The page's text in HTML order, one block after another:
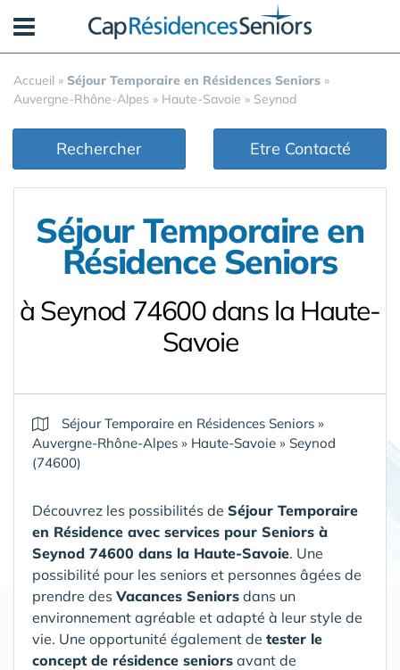
Accueil » Séjour Temporaire en Résidences Seniors »
Auvergne-Rhône-Alpes » Haute-Savoie » Seynod
Rechercher Etre Contacté
Séjour Temporaire en
Résidence Seniors
à Seynod 74600 dans la Haute-
Savoie
Séjour Temporaire en Résidences Seniors »
Auvergne-Rhône-Alpes » Haute-Savoie » Seynod
(74600)
Découvrez les possibilités de Séjour Temporaire
en Résidence avec services pour Seniors à
Seynod 74600 dans la Haute-Savoie. Une
possibilité pour les seniors et personnes âgées de
prendre des Vacances Seniors dans un
environnement agréable et adapté à leur style de
vie. Une opportunité également de tester le
concept de résidence seniors avant de